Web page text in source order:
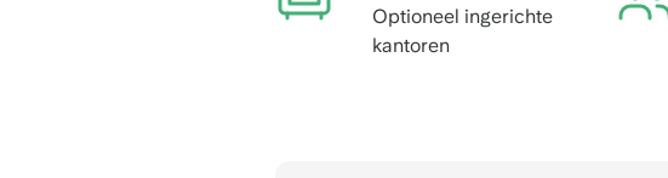
Optioneel ingerichte
kantoren